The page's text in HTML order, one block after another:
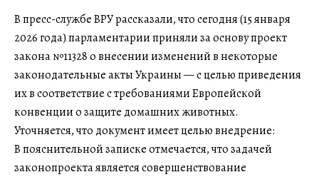
В пресс-службе ВРУ рассказали, что сегодня (15 января
2026 года) парламентарии приняли за основу проект
закона №11328 о внесении изменений в некоторые
законодательные акты Украины — с целью приведения
их в соответствие с требованиями Европейской
конвенции о защите домашних животных.
Уточняется, что документ имеет целью внедрение:
В пояснительной записке отмечается, что задачей
законопроекта является совершенствование